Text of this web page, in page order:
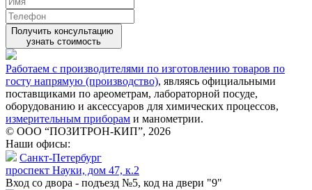
Получить консультацию
узнать стоимость
Работаем с производителями по изготовлению товаров по
госту напрямую (производство), являясь официальными
поставщиками по ареометрам, лабораторной посуде,
оборудованию и аксессуаров для химических процессов,
измерительным приборам и манометрии.
© ООО “ПОЗИТРОН-КИП”, 2026
Наши офисы:
Санкт-Петербург
проспект Науки, дом 47, к.2
Вход со двора - подъезд №5, код на двери "9"